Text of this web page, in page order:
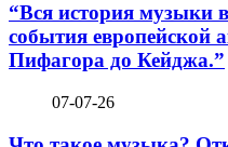
“Вся история музыки
события европейской
Пифагора до Кейджа.”
07-07-26